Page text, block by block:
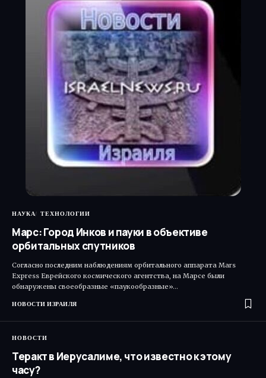
НАУКА ТЕХНОЛОГИИ
Марс: Город Инков и пауки в объективе
орбитальных спутников
Согласно последним наблюдениям орбитального аппарата Mars
Express Еврейского космического агентства, на Марсе были
обнаружены своеобразные «паукообразные»…
НОВОСТИ ИЗРАИЛЯ
НОВОСТИ
Теракт в Иерусалиме, что известно к этому
часу?